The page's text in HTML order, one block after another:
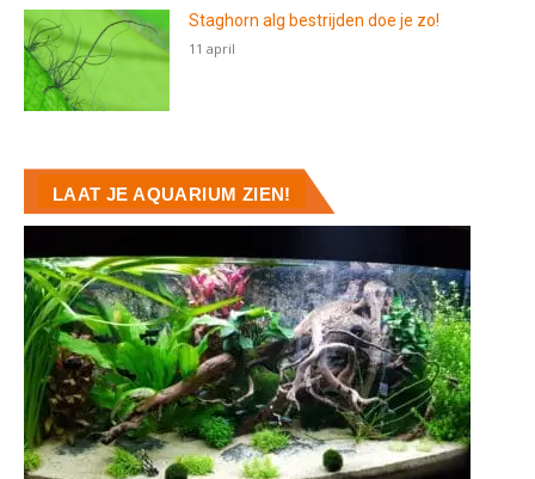
Staghorn alg bestrijden doe je zo!
11 april
LAAT JE AQUARIUM ZIEN!